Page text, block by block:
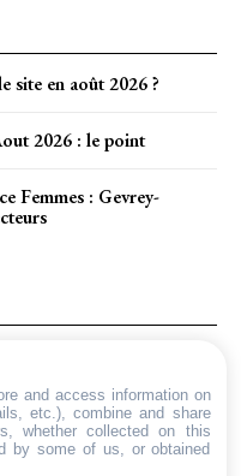
site en août 2026 ?
2026 : le point
Femmes : Gevrey-
en une machine à générer
notaire facilite le
and access information on
etc.), combine and share
whether collected on this
by some of us, or obtained